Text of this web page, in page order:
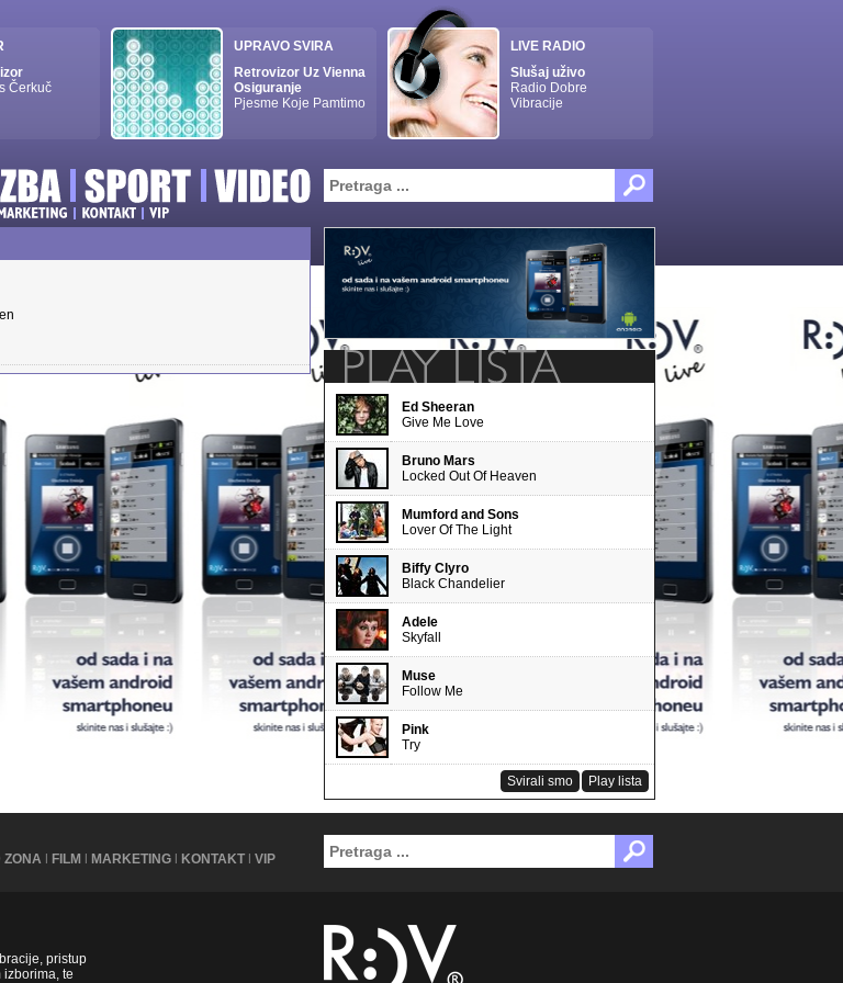
Čerkuč
UPRAVO SVIRA
Retrovizor Uz Vienna
Osiguranje
Pjesme Koje Pamtimo
LIVE RADIO
Slušaj uživo
Radio Dobre
Vibracije
Ed Sheeran
Give Me Love
Bruno Mars
Locked Out Of Heaven
Mumford and Sons
Lover Of The Light
Biffy Clyro
Black Chandelier
Adele
Skyfall
Muse
Follow Me
Pink
Try
Play lista
Svirali smo
ZONA | FILM | MARKETING | KONTAKT | VIP
pristup
te